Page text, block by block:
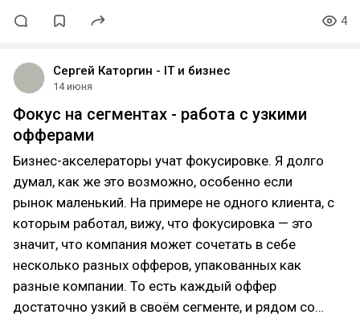
4
Сергей Каторгин - IT и бизнес
14 июня
Фокус на сегментах - работа с узкими
офферами
Бизнес-акселераторы учат фокусировке. Я долго
думал, как же это возможно, особенно если
рынок маленький. На примере не одного клиента, с
которым работал, вижу, что фокусировка — это
значит, что компания может сочетать в себе
несколько разных офферов, упакованных как
разные компании. То есть каждый оффер
достаточно узкий в своём сегменте, и рядом со…